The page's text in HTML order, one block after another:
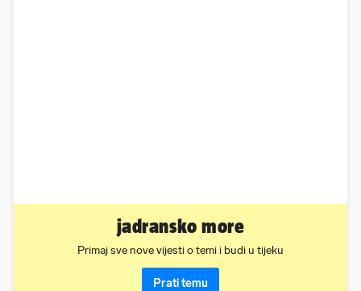
jadransko more
Primaj sve nove vijesti o temi i budi u tijeku
Prati temu